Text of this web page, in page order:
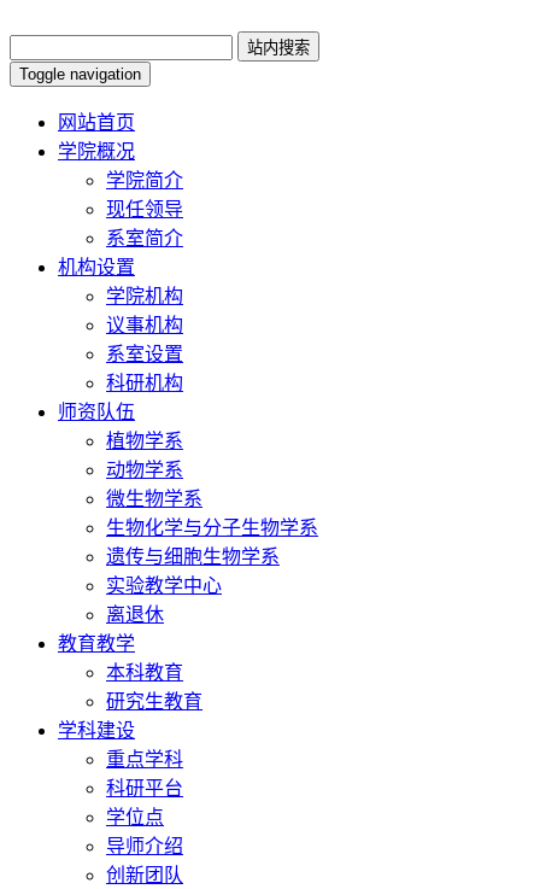
Toggle navigation
网站首页
学院概况
学院简介
现任领导
系室简介
机构设置
学院机构
议事机构
系室设置
科研机构
师资队伍
植物学系
动物学系
微生物学系
生物化学与分子生物学系
遗传与细胞生物学系
实验教学中心
离退休
教育教学
本科教育
研究生教育
学科建设
重点学科
科研平台
学位点
导师介绍
创新团队